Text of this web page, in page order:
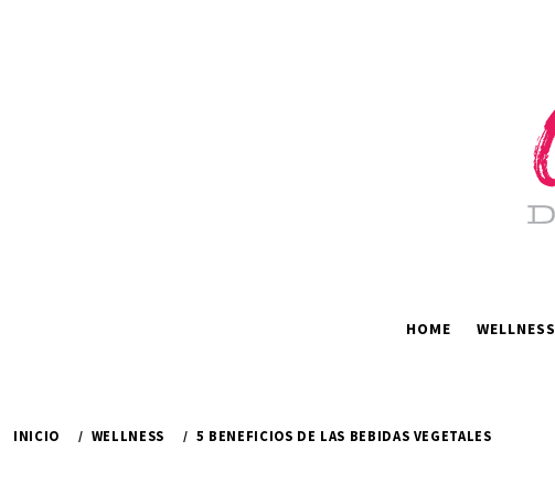
HOME WELLNESS
INICIO WELLNESS 5 BENEFICIOS DE LAS BEBIDAS VEGETALES